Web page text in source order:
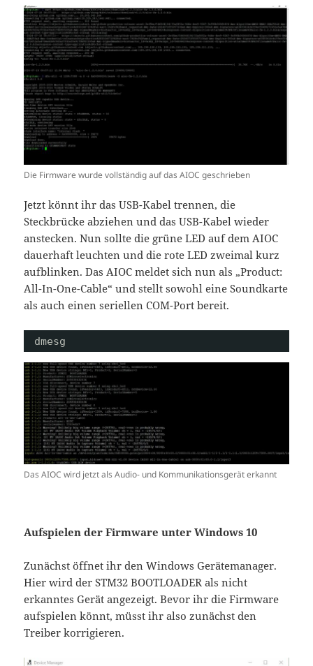
Die Firmware wurde vollständig auf das AIOC geschrieben
Jetzt könnt ihr das USB-Kabel trennen, die
Steckbrücke abziehen und das USB-Kabel wieder
anstecken. Nun sollte die grüne LED auf dem AIOC
dauerhaft leuchten und die rote LED zweimal kurz
aufblinken. Das AIOC meldet sich nun als „Product:
All-In-One-Cable“ und stellt sowohl eine Soundkarte
als auch einen seriellen COM-Port bereit.
dmesg
Das AIOC wird jetzt als Audio- und Kommunikationsgerät erkannt
Aufspielen der Firmware unter Windows 10
Zunächst öffnet ihr den Windows Gerätemanager.
Hier wird der STM32 BOOTLOADER als nicht
erkanntes Gerät angezeigt. Bevor ihr die Firmware
aufspielen könnt, müsst ihr also zunächst den
Treiber korrigieren.